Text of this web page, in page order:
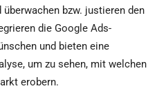
bzw. justieren den
die Google Ads-
und bieten eine
um zu sehen, mit welchen
erobern.